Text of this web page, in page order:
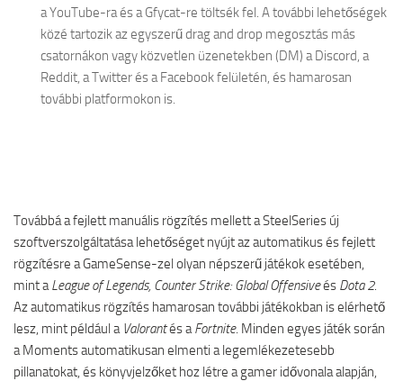
a YouTube-ra és a Gfycat-re töltsék fel. A további lehetőségek
közé tartozik az egyszerű drag and drop megosztás más
csatornákon vagy közvetlen üzenetekben (DM) a Discord, a
Reddit, a Twitter és a Facebook felületén, és hamarosan
további platformokon is.
Továbbá a fejlett manuális rögzítés mellett a SteelSeries új
szoftverszolgáltatása lehetőséget nyújt az automatikus és fejlett
rögzítésre a GameSense-zel olyan népszerű játékok esetében,
mint aLeague of Legends, Counter Strike: Global Offensiveés Dota 2.
Az automatikus rögzítés hamarosan további játékokban is elérhető
lesz, mint például a Valorantés aFortnite. Minden egyes játék során
a Moments automatikusan elmenti a legemlékezetesebb
pillanatokat, és könyvjelzőket hoz létre a gamer idővonala alapján,